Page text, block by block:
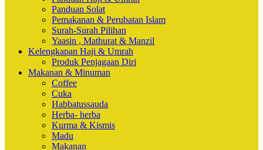
Panduan Solat
Pemakanan & Perubatan Islam
Surah-Surah Pilihan
Yaasin , Mathurat & Manzil
Kelengkapan Haji & Umrah
Produk Penjagaan Diri
Makanan & Minuman
Coffee
Cuka
Habbatussauda
Herba- herba
Kurma & Kismis
Madu
Makanan